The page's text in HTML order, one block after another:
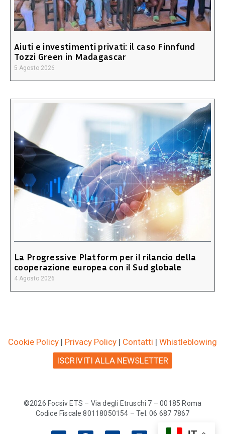
Aiuti e investimenti privati: il caso Finnfund
Tozzi Green in Madagascar
5 Agosto 2026
La Progressive Platform per il rilancio della
cooperazione europea con il Sud globale
4 Agosto 2026
Cookie Policy | Privacy Policy | Contatti | Whistleblowing
ISCRIVITI ALLA NEWSLETTER
©2026 Focsiv ETS – Via degli Etruschi 7 – 00185 Roma
Codice Fiscale 80118050154 – Tel. 06 687 7867